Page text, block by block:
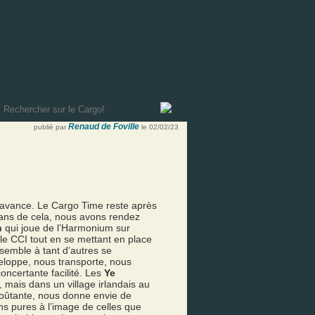
publié par Renaud de Foville le 02/02/23
Le Cargo Time reste après
ans de cela, nous avons rendez
qui joue de l’Harmonium sur
CCI tout en se mettant en place
à tant d’autres se
nous transporte, nous
facilité. Les Ye
mais dans un village irlandais au
nous donne envie de
pures à l’image de celles que